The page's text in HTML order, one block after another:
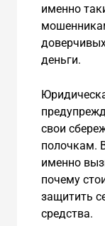
именно
деньги.
свои
полочкам.
именно
почему
защитить
средства.